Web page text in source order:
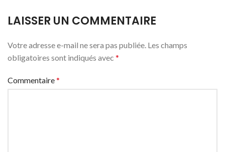
LAISSER UN COMMENTAIRE
Votre adresse e-mail ne sera pas publiée. Les champs
obligatoires sont indiqués avec *
Commentaire*